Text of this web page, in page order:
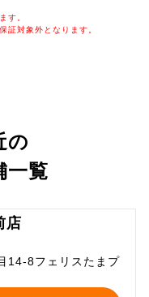
す。
証対象外となります。
の
一覧
店
14-8フェリスたまプ